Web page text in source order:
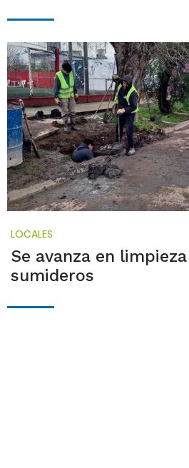
LOCALES
Se avanza en
sumideros